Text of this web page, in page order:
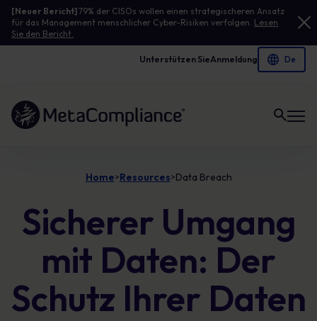
[Neuer Bericht]79% der CISOs wollen einen strategischeren Ansatz
für das Management menschlicher Cyber-Risiken verfolgen. Lesen
Sie den Bericht.
Unterstützen SieAnmeldung
Link zur Homepage
Home>Resources>Data Breach
Sicherer Umgang
mit Daten: Der
Schutz Ihrer Daten